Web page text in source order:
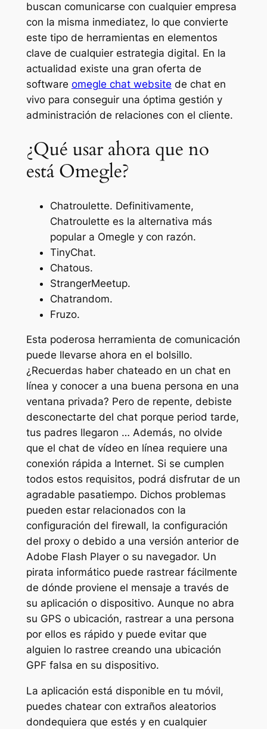
buscan comunicarse con cualquier empresa
con la misma inmediatez, lo que convierte
este tipo de herramientas en elementos
clave de cualquier estrategia digital. En la
actualidad existe una gran oferta de
software omegle chat website de chat en
vivo para conseguir una óptima gestión y
administración de relaciones con el cliente.
¿Qué usar ahora que no
está Omegle?
Chatroulette. Definitivamente,
Chatroulette es la alternativa más
popular a Omegle y con razón.
TinyChat.
Chatous.
StrangerMeetup.
Chatrandom.
Fruzo.
Esta poderosa herramienta de comunicación
puede llevarse ahora en el bolsillo.
¿Recuerdas haber chateado en un chat en
línea y conocer a una buena persona en una
ventana privada? Pero de repente, debiste
desconectarte del chat porque period tarde,
tus padres llegaron … Además, no olvide
que el chat de vídeo en línea requiere una
conexión rápida a Internet. Si se cumplen
todos estos requisitos, podrá disfrutar de un
agradable pasatiempo. Dichos problemas
pueden estar relacionados con la
configuración del firewall, la configuración
del proxy o debido a una versión anterior de
Adobe Flash Player o su navegador. Un
pirata informático puede rastrear fácilmente
de dónde proviene el mensaje a través de
su aplicación o dispositivo. Aunque no abra
su GPS o ubicación, rastrear a una persona
por ellos es rápido y puede evitar que
alguien lo rastree creando una ubicación
GPF falsa en su dispositivo.
La aplicación está disponible en tu móvil,
puedes chatear con extraños aleatorios
dondequiera que estés y en cualquier